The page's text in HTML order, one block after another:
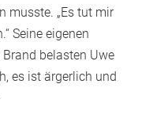
musste. „Es tut mir
Seine eigenen
belasten Uwe
es ist ärgerlich und